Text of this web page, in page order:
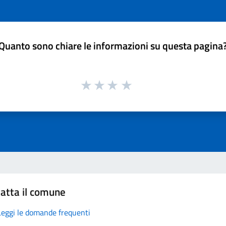
sono chiare le informazioni su questa
il comune
le domande frequenti